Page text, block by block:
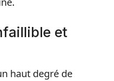
et
haut degré de